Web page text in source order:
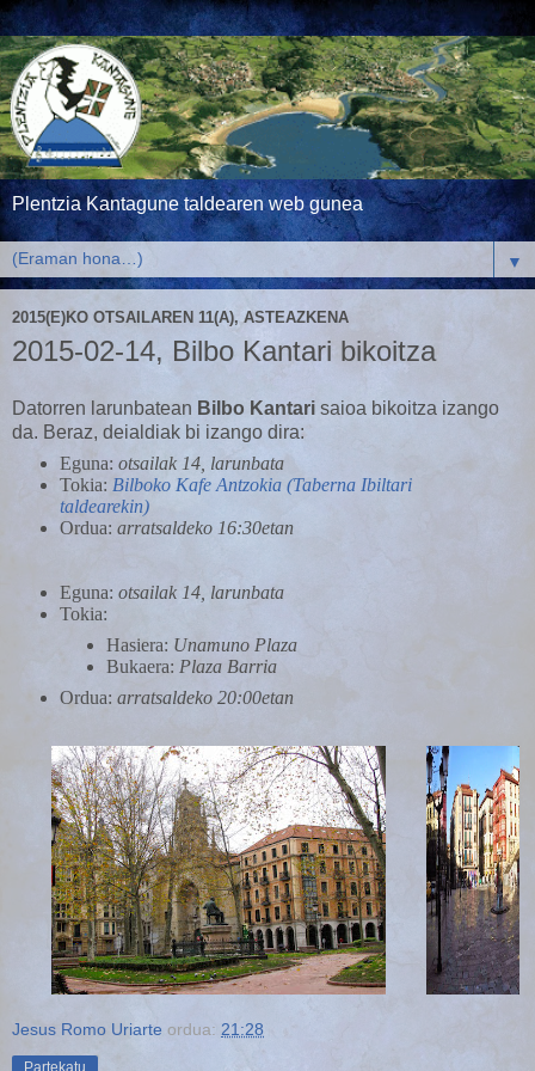
Plentzia Kantagune taldearen web gunea
▼
2015(E)KO OTSAILAREN 11(A), ASTEAZKENA
2015-02-14, Bilbo Kantari bikoitza
Datorren larunbatean Bilbo Kantari saioa bikoitza izango
da. Beraz, deialdiak bi izango dira:
Eguna: otsailak 14, larunbata
Tokia: Bilboko Kafe Antzokia (Taberna Ibiltari
taldearekin)
Ordua: arratsaldeko 16:30etan
Eguna: otsailak 14, larunbata
Tokia:
Hasiera: Unamuno Plaza
Bukaera: Plaza Barria
Ordua: arratsaldeko 20:00etan
Jesus Romo Uriarte ordua: 21:28
Partekatu